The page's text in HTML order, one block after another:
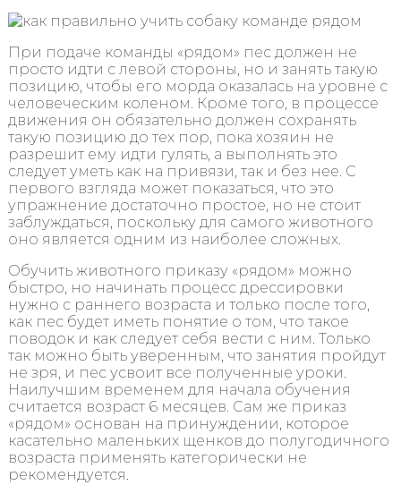
При подаче команды «рядом» пес должен не
просто идти с левой стороны, но и занять такую
позицию, чтобы его морда оказалась на уровне с
человеческим коленом. Кроме того, в процессе
движения он обязательно должен сохранять
такую позицию до тех пор, пока хозяин не
разрешит ему идти гулять, а выполнять это
следует уметь как на привязи, так и без нее. С
первого взгляда может показаться, что это
упражнение достаточно простое, но не стоит
заблуждаться, поскольку для самого животного
оно является одним из наиболее сложных.
Обучить животного приказу «рядом» можно
быстро, но начинать процесс дрессировки
нужно с раннего возраста и только после того,
как пес будет иметь понятие о том, что такое
поводок и как следует себя вести с ним. Только
так можно быть уверенным, что занятия пройдут
не зря, и пес усвоит все полученные уроки.
Наилучшим временем для начала обучения
считается возраст 6 месяцев. Сам же приказ
«рядом» основан на принуждении, которое
касательно маленьких щенков до полугодичного
возраста применять категорически не
рекомендуется.